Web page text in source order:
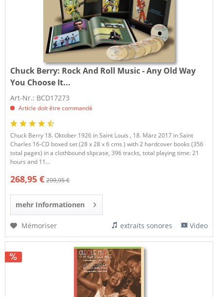
Chuck Berry: Rock And Roll Music - Any Old Way
You Choose It...
Art-Nr.: BCD17273
Article doit être commandé
Chuck Berry 18. Oktober 1926 in Saint Louis , 18. März 2017 in Saint
Charles 16-CD boxed set (28 x 28 x 6 cms ) with 2 hardcover books (356
total pages) in a clothbound slipcase, 396 tracks, total playing time: 21
hours and 11...
268,95 € 299,95 €
mehr Informationen
Mémoriser extraits sonores Video